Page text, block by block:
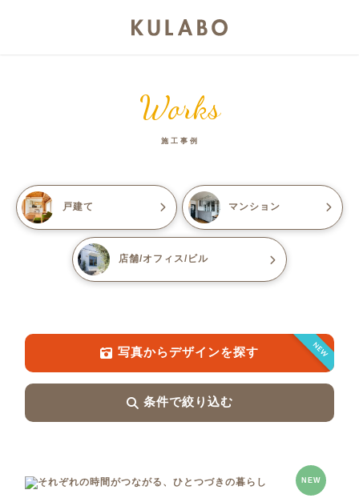
Works
施工事例
戸建て マンション
店舗/オフィス/ビル
NEW
写真からデザインを探す
条件で絞り込む
NEW